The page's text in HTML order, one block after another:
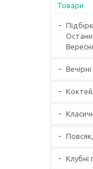
Товари
Клубні